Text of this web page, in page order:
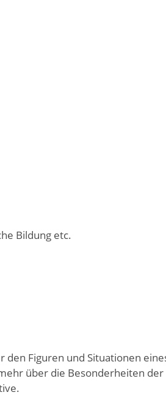
Bildung etc.
Figuren und Situationen
über die Besonderheiten